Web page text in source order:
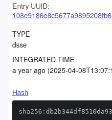
Entry UUID:
TYPE
dsse
INTEGRATED TIME
a year ago (2025-04-
Hash